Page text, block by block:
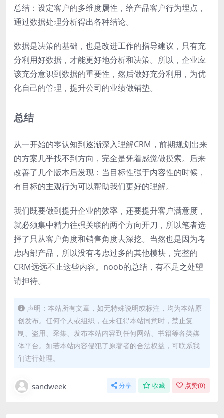
总结：设定客户的多维度属性，给产品客户行为埋点，
通过数据处理分析得出各种结论。
数据是决策的基础，也是改进工作的指导建议，只有充
分利用好数据，才能更好地分析和决策。所以，企业应
该充分意识到数据的重要性，然后做好充分利用，为优
化自己的管理，提升公司的业绩做铺垫。
总结
从一开始的零认知到逐渐深入理解CRM，前期规划出来
的方案几乎找不到方向，完全是凭着感觉做摸索。后来
改善了几个版本后发现：当目标性强于内容性的时候，
有目标的主观行为可以帮助我们更好的理解。
我们既要做到提升企业的效率，还要提升客户满意度，
就必须集中精力往强关联的两个方向开刀，所以笔者选
择了只从客户角度和销售角度去深挖。当然也是因为考
虑内部产品，所以没有考虑过多的其他模块，完整的
CRM远远不止这些内容。noob的总结，有不足之处望
请担待。
声明：本站所有文章，如无特殊说明或标注，均为本站原
创发布。任何个人或组织，在未征得本站同意时，禁止复
制、盗用、采集、发布本站内容到任何网站、书籍等各类媒
体平台。如若本站内容侵犯了原著者的合法权益，可联系我
们进行处理。
sandweek 分享 收藏 点赞(0)